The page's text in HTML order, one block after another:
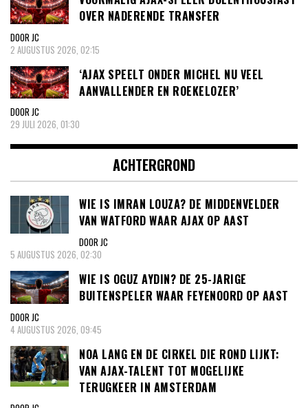
OVER NADERENDE TRANSFER
DOOR JC
2 AUGUSTUS 2026, 02:15
‘AJAX SPEELT ONDER MICHEL NU VEEL
AANVALLENDER EN ROEKELOZER’
DOOR JC
29 JULI 2026, 01:30
ACHTERGROND
WIE IS IMRAN LOUZA? DE MIDDENVELDER
VAN WATFORD WAAR AJAX OP AAST
DOOR JC
5 AUGUSTUS 2026, 02:30
WIE IS OGUZ AYDIN? DE 25-JARIGE
BUITENSPELER WAAR FEYENOORD OP AAST
DOOR JC
4 AUGUSTUS 2026, 09:45
NOA LANG EN DE CIRKEL DIE ROND LIJKT:
VAN AJAX-TALENT TOT MOGELIJKE
TERUGKEER IN AMSTERDAM